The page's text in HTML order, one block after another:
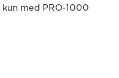
med PRO-1000